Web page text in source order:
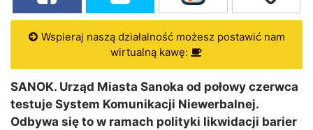
Wspieraj naszą działalność możesz postawić nam
wirtualną kawę:
SANOK. Urząd Miasta Sanoka od połowy czerwca
testuje System Komunikacji Niewerbalnej.
Odbywa się to w ramach polityki likwidacji barier